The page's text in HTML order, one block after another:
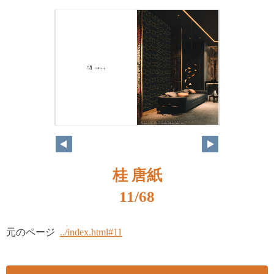
桂 唐紙
11/68
元のページ ../index.html#11